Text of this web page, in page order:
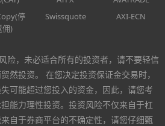
停
佣)
Swissquote AXI-ECN
险，未必适合所有的投资者，请不要轻信
然投资。 在您决定投资保证金交易时，
可能超过您投入的资金，因此，请您考
能力理性投资。投资风险不仅来自于杠
自于券商平台的不确定性，请您仔细甄